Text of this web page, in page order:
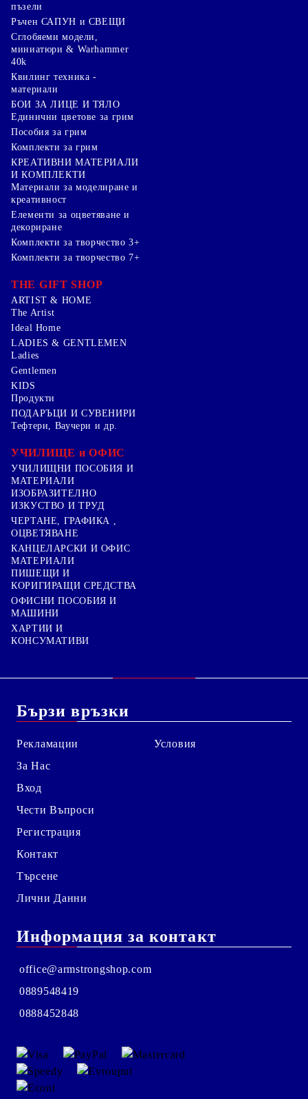
пъзели
Ръчен САПУН и СВЕЩИ
Сглобяеми модели,
миниатюри & Warhammer
40k
Квилинг техника -
материали
БОИ ЗА ЛИЦЕ И ТЯЛО
Единични цветове за грим
Пособия за грим
Комплекти за грим
КРЕАТИВНИ МАТЕРИАЛИ
И КОМПЛЕКТИ
Mатериали за моделиране и
креативност
Елементи за оцветяване и
декориране
Комплекти за творчество 3+
Комплекти за творчество 7+
THE GIFT SHOP
ARTIST & HOME
The Artist
Ideal Home
LADIES & GENTLEMEN
Ladies
Gentlemen
KIDS
Продукти
ПОДАРЪЦИ И СУВЕНИРИ
Тефтери, Ваучери и др.
УЧИЛИЩЕ и ОФИС
УЧИЛИЩНИ ПОСОБИЯ И
МАТЕРИАЛИ
ИЗОБРАЗИТЕЛНО
ИЗКУСТВО И ТРУД
ЧЕРТАНЕ, ГРАФИКА ,
ОЦВЕТЯВАНЕ
КАНЦЕЛАРСКИ И ОФИС
МАТЕРИАЛИ
ПИШЕЩИ И
КОРИГИРАЩИ СРЕДСТВА
ОФИСНИ ПОСОБИЯ И
МАШИНИ
ХАРТИИ И
КОНСУМАТИВИ
Бързи връзки
Рекламации
За Нас
Вход
Чести Въпроси
Регистрация
Контакт
Търсене
Лични Данни
Условия
Информация за контакт
office@armstrongshop.com
0889548419
0888452848